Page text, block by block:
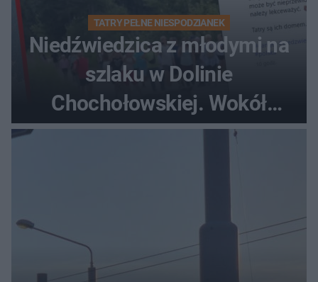
TATRY PEŁNE NIESPODZIANEK
Niedźwiedzica z młodymi na
szlaku w Dolinie
Chochołowskiej. Wokół
turyści!